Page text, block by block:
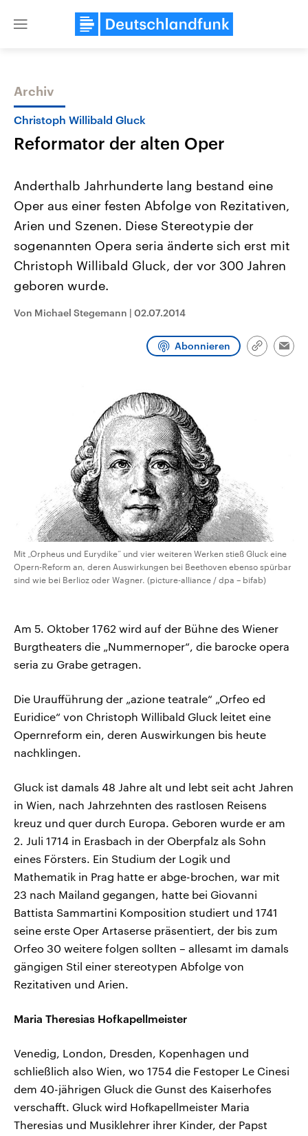
Close
Themen
Aktuelle Beiträge, Analysen und
Hintergründe
Wirtschaftlich und militärisch
gehören die Vereinigten Staaten zu
den mächtigsten Ländern der Erde,
mit großem Einfluss auf das
aktuelle Weltgeschehen.
Nahostkonflikt
Aktuelle Lage und
Der Überfall der
Terrororganisation Hamas
Diese wird wie die
Programm Podcasts
Archiv
Christoph Willibald Gluck
Reformator der alten Oper
Anderthalb Jahrhunderte lang bestand eine
Oper aus einer festen Abfolge von Rezitativen,
Arien und Szenen. Diese Stereotypie der
sogenannten Opera seria änderte sich erst mit
Christoph Willibald Gluck, der vor 300 Jahren
geboren wurde.
Von Michael Stegemann | 02.07.2014
Abonnieren
Link
Mit „Orpheus und Eurydike“ und vier weiteren Werken stieß Gluck eine
Opern-Reform an, deren Auswirkungen bei Beethoven ebenso spürbar
sind wie bei Berlioz oder Wagner. (picture-alliance / dpa – bifab)
Am 5. Oktober 1762 wird auf der Bühne des Wiener
Burgtheaters die „Nummernoper“, die barocke opera
seria zu Grabe getragen.
Die Uraufführung der „azione teatrale“ „Orfeo ed
Euridice“ von Christoph Willibald Gluck leitet eine
Opernreform ein, deren Auswirkungen bis heute
nachklingen.
Gluck ist damals 48 Jahre alt und lebt seit acht Jahren
in Wien, nach Jahrzehnten des rastlosen Reisens
kreuz und quer durch Europa. Geboren wurde er am
2. Juli 1714 in Erasbach in der Oberpfalz als Sohn
eines Försters. Ein Studium der Logik und
Mathematik in Prag hatte er abge-brochen, war mit
23 nach Mailand gegangen, hatte bei Giovanni
Battista Sammartini Komposition studiert und 1741
seine erste Oper Artaserse präsentiert, der bis zum
Orfeo 30 weitere folgen sollten – allesamt im damals
gängigen Stil einer stereotypen Abfolge von
Rezitativen und Arien.
Maria Theresias Hofkapellmeister
Venedig, London, Dresden, Kopenhagen und
schließlich also Wien, wo 1754 die Festoper Le Cinesi
dem 40-jährigen Gluck die Gunst des Kaiserhofes
verschafft. Gluck wird Hofkapellmeister Maria
Theresias und Musiklehrer ihrer Kinder, der Papst